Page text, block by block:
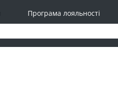
Програма лояльності